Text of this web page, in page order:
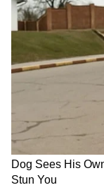
(Cricket
ಮತ್ತು ನೇರ
ನಿಮ್ಮ ಒಂದೇ
ನ್ಯೂಸ್
ಎಲ್ಲಾ
ABOUT THE
NK
Naveen Kodase
ನವೀನ್ ಕೊಡಸೆ ಏಷ್ಯಾನೆಟ್ ಕನ್ನಡದಲ್ಲಿ ಮುಖ್ಯ ಉಪಸಂಪಾದಕ.
ಕಳೆದ 9
ಮಲೆನಾಡಿನ